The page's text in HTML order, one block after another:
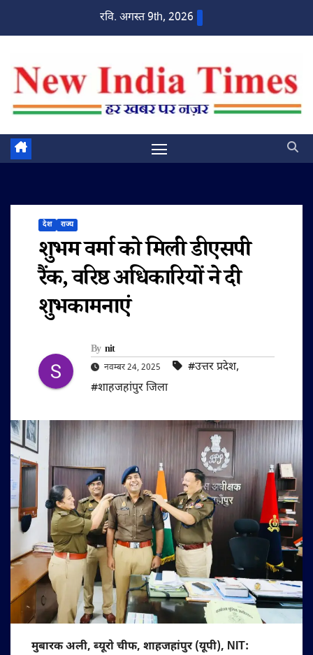
रवि. अगस्त 9th, 2026
देश राज्य
शुभम वर्मा को मिली डीएसपी
रैंक, वरिष्ठ अधिकारियों ने दी
शुभकामनाएं
By nit
नवम्बर 24, 2025 #उत्तर प्रदेश,
#शाहजहांपुर जिला
मुबारक अली, ब्यूरो चीफ, शाहजहांपुर (यूपी), NIT: